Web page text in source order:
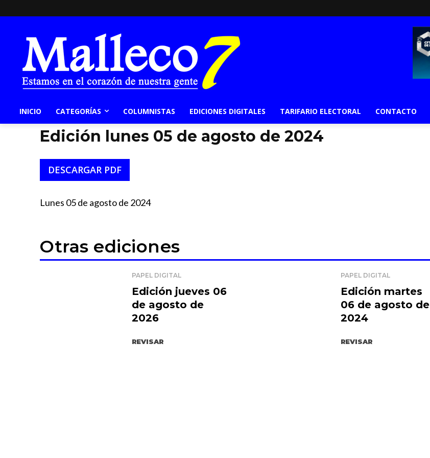
INICIO CATEGORÍAS COLUMNISTAS EDICIONES DIGITALES TARIFARIO ELECTORAL CONTACTO
Edición lunes 05 de agosto de 2024
DESCARGAR PDF
Lunes 05 de agosto de 2024
Otras ediciones
PAPEL DIGITAL
Edición jueves 06
de agosto de
2026
REVISAR
PAPEL DIGITAL
Edición martes
06 de agosto de
2024
REVISAR